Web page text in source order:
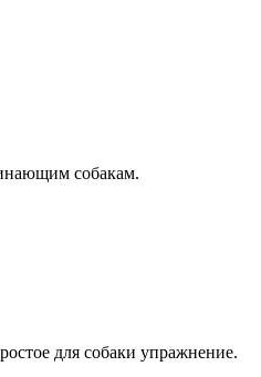
собакам.
для собаки упражнение.